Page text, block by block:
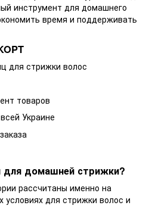
инструмент для домашнего
время и поддерживать
для стрижки волос
товаров
Украине
домашней стрижки?
рассчитаны именно на
условиях для стрижки волос и